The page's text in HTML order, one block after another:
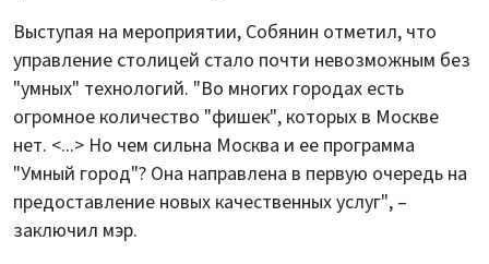
Выступая на мероприятии, Собянин отметил, что
управление столицей стало почти невозможным без
"умных" технологий. "Во многих городах есть
огромное количество "фишек", которых в Москве
нет. <...> Но чем сильна Москва и ее программа
"Умный город"? Она направлена в первую очередь на
предоставление новых качественных услуг", –
заключил мэр.